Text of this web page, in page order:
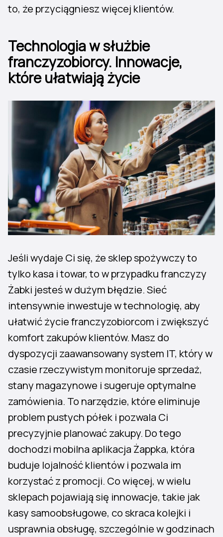
to, że przyciągniesz więcej klientów.
Technologia w służbie
franczyzobiorcy. Innowacje,
które ułatwiają życie
Jeśli wydaje Ci się, że sklep spożywczy to
tylko kasa i towar, to w przypadku franczyzy
Żabki jesteś w dużym błędzie. Sieć
intensywnie inwestuje w technologię, aby
ułatwić życie franczyzobiorcom i zwiększyć
komfort zakupów klientów. Masz do
dyspozycji zaawansowany system IT, który w
czasie rzeczywistym monitoruje sprzedaż,
stany magazynowe i sugeruje optymalne
zamówienia. To narzędzie, które eliminuje
problem pustych półek i pozwala Ci
precyzyjnie planować zakupy. Do tego
dochodzi mobilna aplikacja Żappka, która
buduje lojalność klientów i pozwala im
korzystać z promocji. Co więcej, w wielu
sklepach pojawiają się innowacje, takie jak
kasy samoobsługowe, co skraca kolejki i
usprawnia obsługę, szczególnie w godzinach